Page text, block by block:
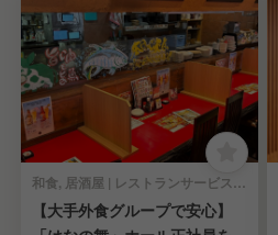
和食, 居酒屋 | レストランサービス・ホールスタッフ
【大手外食グループで安心】